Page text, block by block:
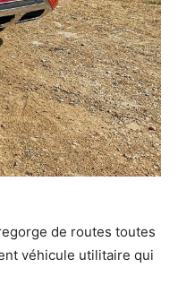
de routes toutes
véhicule utilitaire qui